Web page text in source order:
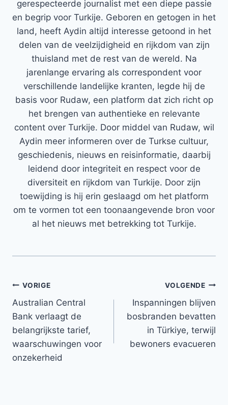
gerespecteerde journalist met een diepe passie
en begrip voor Turkije. Geboren en getogen in het
land, heeft Aydin altijd interesse getoond in het
delen van de veelzijdigheid en rijkdom van zijn
thuisland met de rest van de wereld. Na
jarenlange ervaring als correspondent voor
verschillende landelijke kranten, legde hij de
basis voor Rudaw, een platform dat zich richt op
het brengen van authentieke en relevante
content over Turkije. Door middel van Rudaw, wil
Aydin meer informeren over de Turkse cultuur,
geschiedenis, nieuws en reisinformatie, daarbij
leidend door integriteit en respect voor de
diversiteit en rijkdom van Turkije. Door zijn
toewijding is hij erin geslaagd om het platform
om te vormen tot een toonaangevende bron voor
al het nieuws met betrekking tot Turkije.
Bericht
navigatie
VORIGE
Australian Central
Bank verlaagt de
belangrijkste tarief,
waarschuwingen voor
onzekerheid
VOLGENDE
Inspanningen blijven
bosbranden bevatten
in Türkiye, terwijl
bewoners evacueren